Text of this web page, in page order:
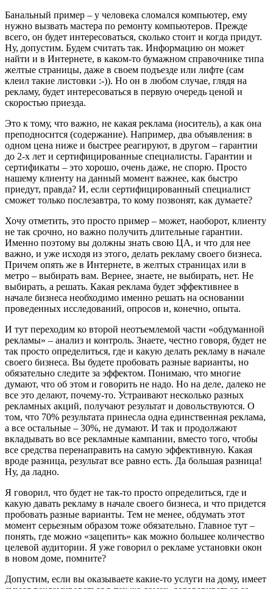
Банальный пример – у человека сломался компьютер, ему
нужно вызвать мастера по ремонту компьютеров. Прежде
всего, он будет интересоваться, сколько стоит и когда придут.
Ну, допустим. Будем считать так. Информацию он может
найти и в Интернете, в каком-то бумажном справочнике типа
желтые страницы, даже в своем подъезде или лифте (сам
клеил такие листовки :-)). Но он в любом случае, глядя на
рекламу, будет интересоваться в первую очередь ценой и
скоростью приезда.
Это к тому, что важно, не какая реклама (носитель), а как она
преподносится (содержание). Например, два объявления: в
одном цена ниже и быстрее реагируют, в другом – гарантии
до 2-х лет и сертифицированные специалисты. Гарантии и
сертификаты – это хорошо, очень даже, не спорю. Просто
нашему клиенту на данный момент важнее, как быстро
приедут, правда? И, если сертифицированный специалист
сможет только послезавтра, то кому позвонят, как думаете?
Хочу отметить, это просто пример – может, наоборот, клиенту
не так срочно, но важно получить длительные гарантии.
Именно поэтому вы должны знать свою ЦА, и что для нее
важно, и уже исходя из этого, делать рекламу своего бизнеса.
Причем опять же в Интернете, в желтых страницах или в
метро – выбирать вам. Вернее, знаете, не выбирать, нет. Не
выбирать, а решать. Какая реклама будет эффективнее в
начале бизнеса необходимо именно решать на основании
проведенных исследований, опросов и, конечно, опыта.
И тут переходим ко второй неотъемлемой части «обдуманной
рекламы» – анализ и контроль. Знаете, честно говоря, будет не
так просто определиться, где и какую делать рекламу в начале
своего бизнеса. Вы будете пробовать разные варианты, но
обязательно следите за эффектом. Понимаю, что многие
думают, что об этом и говорить не надо. Но на деле, далеко не
все это делают, почему-то. Устраивают несколько разных
рекламных акций, получают результат и довольствуются. О
том, что 70% результата принесла одна единственная реклама,
а все остальные – 30%, не думают. И так и продолжают
вкладывать во все рекламные кампании, вместо того, чтобы
все средства перенаправить на самую эффективную. Какая
вроде разница, результат все равно есть. Да большая разница!
Ну, да ладно.
Я говорил, что будет не так-то просто определиться, где и
какую давать рекламу в начале своего бизнеса, и что придется
пробовать разные варианты. Тем не менее, обдумать этот
момент серьезным образом тоже обязательно. Главное тут –
понять, где можно «зацепить» как можно большее количество
целевой аудитории. Я уже говорил о рекламе установки окон
в новом доме, помните?
Допустим, если вы оказываете какие-то услуги на дому, имеет